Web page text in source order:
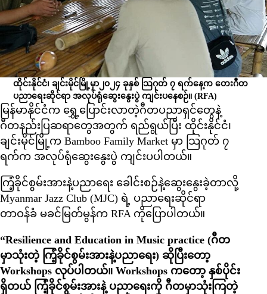
ထိုင်းနိုင်ငံ၊ ချင်းမိုင်မြို့မှာ၂၀၂၄ ခုနှစ် သြဂုတ် ၇ ရက်နေ့က တေးဂီတ
ပညာရေးဆိုင်ရာ အလုပ်ရုံဆွေးနွေးပွဲ ကျင်းပနေစဉ်။(RFA)
မြန်မာနိုင်ငံက ရွှေ့ပြောင်းလာတဲ့ဂီတပညာရှင်တွေနဲ့
ဂီတနည်းပြဆရာတွေအတွက် ရည်ရွယ်ပြီး ထိုင်းနိုင်ငံ၊
ချင်းမိုင်မြို့က Bamboo Family Market မှာ သြဂုတ် ၇
ရက်က အလုပ်ရုံဆွေးနွေးပွဲ ကျင်းပပါတယ်။
ကြံ့ခိုင်စွမ်းအားနဲ့ပညာရေး ခေါင်းစဉ်နဲ့ဆွေးနွေးခဲ့တာလို့
Myanmar Jazz Club (MJC) ရဲ့ ပညာရေးဆိုင်ရာ
တာဝန်ခံ မခင်မြတ်မွန်က RFA ကိုပြောပါတယ်။
“Resilience and Education in Music practice (ဂီတ
မှာသုံးတဲ့ ကြံ့ခိုင်စွမ်းအားနဲ့ပညာရေး) ဆိုပြီးတော့
Workshops လုပ်ပါတယ်။ Workshops ကတော့ နှစ်ပိုင်း
ရှိတယ် ကြံ့ခိုင်စွမ်းအားနဲ့ ပညာရေးကို ဂီတမှာသုံးကြတဲ့